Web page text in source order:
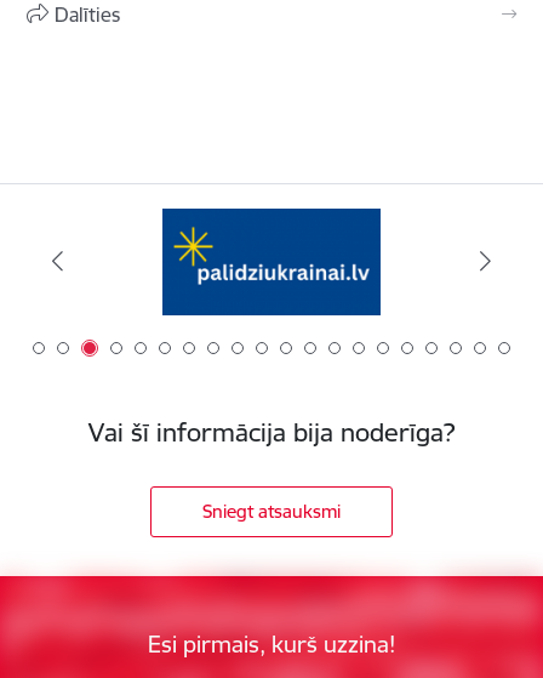
Dalīties
Vai šī informācija bija noderīga?
Sniegt atsauksmi
Esi pirmais, kurš uzzina!